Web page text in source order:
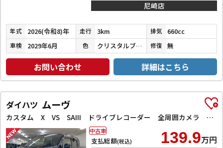
尼崎店
年式 2026(令和8)年 走行 3km 排気 660cc
車検 2029年6月 色 クリスタルブラックパール 修復 無
お問い合わせ 詳細はこちら
ダイハツ ムーヴ
カスタム X VS SAIII ドライブレコーダー 全周囲カメラ ナビ TV クリアランスソナー 衝突被害軽減システム オートマチックハイビーム オートライト LEDヘッドランプ スマートキー アイドリングストップ 電動格納ミラー
支払総額(税込) 139.9万円
中古車